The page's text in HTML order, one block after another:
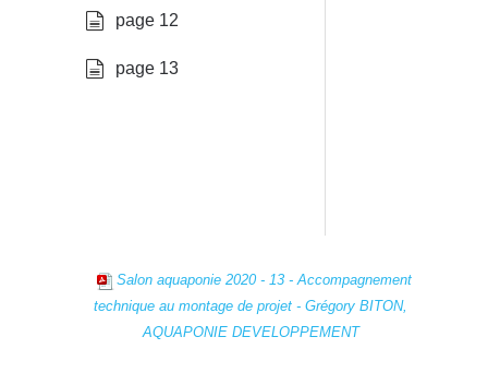
Salon aquaponie 2020 - 13 - Accompagnement
technique au montage de projet - Grégory BITON,
AQUAPONIE DEVELOPPEMENT